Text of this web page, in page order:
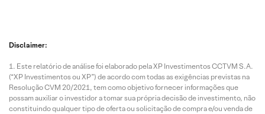
Disclaimer:
Este relatório de análise foi elaborado pela XP Investimentos CCTVM S.A.
(“XP Investimentos ou XP”) de acordo com todas as exigências previstas na
Resolução CVM 20/2021, tem como objetivo fornecer informações que
possam auxiliar o investidor a tomar sua própria decisão de investimento, não
constituindo qualquer tipo de oferta ou solicitação de compra e/ou venda de